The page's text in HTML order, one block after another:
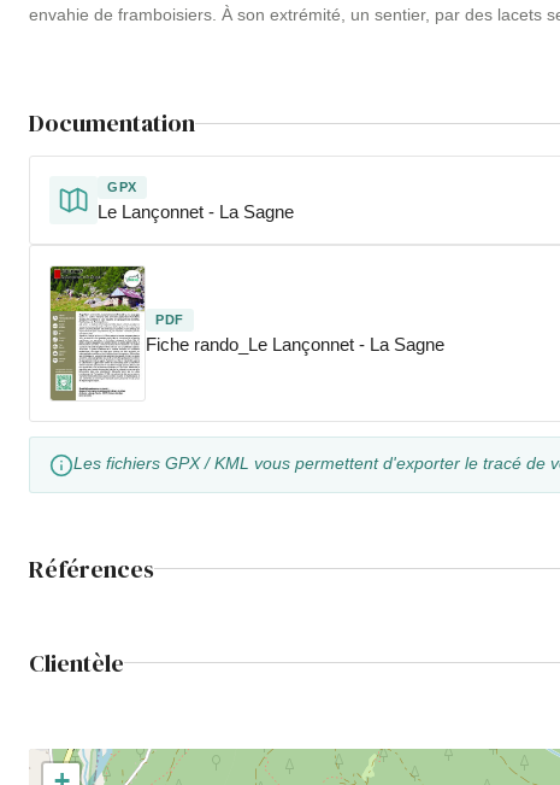
envahie de framboisiers. À son extrémité, un sentier, par des lacets
Documentation
GPX
Le Lançonnet - La Sagne
PDF
Fiche rando_Le Lançonnet - La Sagne
Les fichiers GPX / KML vous permettent d'exporter le tracé de
Références
Clientèle